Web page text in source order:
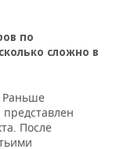
по
сложно в
Раньше
После